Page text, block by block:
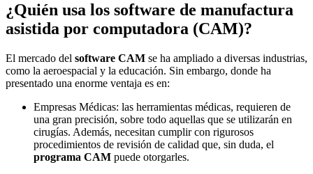
¿Quién usa los software de manufactura
asistida por computadora (CAM)?
El mercado del software CAM se ha ampliado a diversas industrias,
como la aeroespacial y la educación. Sin embargo, donde ha
presentado una enorme ventaja es en:
Empresas Médicas: las herramientas médicas, requieren de
una gran precisión, sobre todo aquellas que se utilizarán en
cirugías. Además, necesitan cumplir con rigurosos
procedimientos de revisión de calidad que, sin duda, el
programa CAM puede otorgarles.